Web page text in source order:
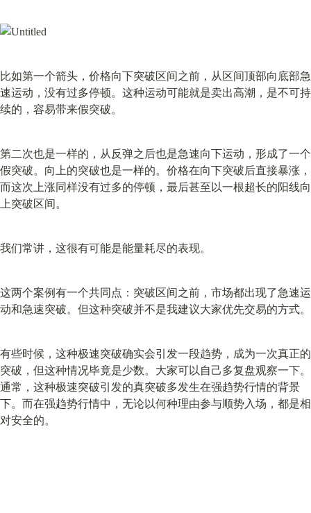
比如第一个箭头，价格向下突破区间之前，从区间顶部向底部急
速运动，没有过多停顿。这种运动可能就是卖出高潮，是不可持
续的，容易带来假突破。
第二次也是一样的，从反弹之后也是急速向下运动，形成了一个
假突破。向上的突破也是一样的。价格在向下突破后直接暴涨，
而这次上涨同样没有过多的停顿，最后甚至以一根超长的阳线向
上突破区间。
我们常讲，这很有可能是能量耗尽的表现。
这两个案例有一个共同点：突破区间之前，市场都出现了急速运
动和急速突破。但这种突破并不是我建议大家优先交易的方式。
有些时候，这种极速突破确实会引发一段趋势，成为一次真正的
突破，但这种情况毕竟是少数。大家可以自己多复盘观察一下。
通常，这种极速突破引发的真突破多发生在强趋势行情的背景
下。而在强趋势行情中，无论以何种理由参与顺势入场，都是相
对安全的。